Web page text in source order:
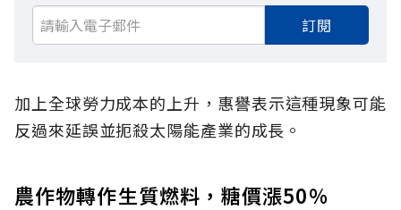
訂閱
加上全球勞力成本的上升，惠譽表示這種現象可能
反過來延誤並扼殺太陽能產業的成長。
農作物轉作生質燃料，糖價漲50％